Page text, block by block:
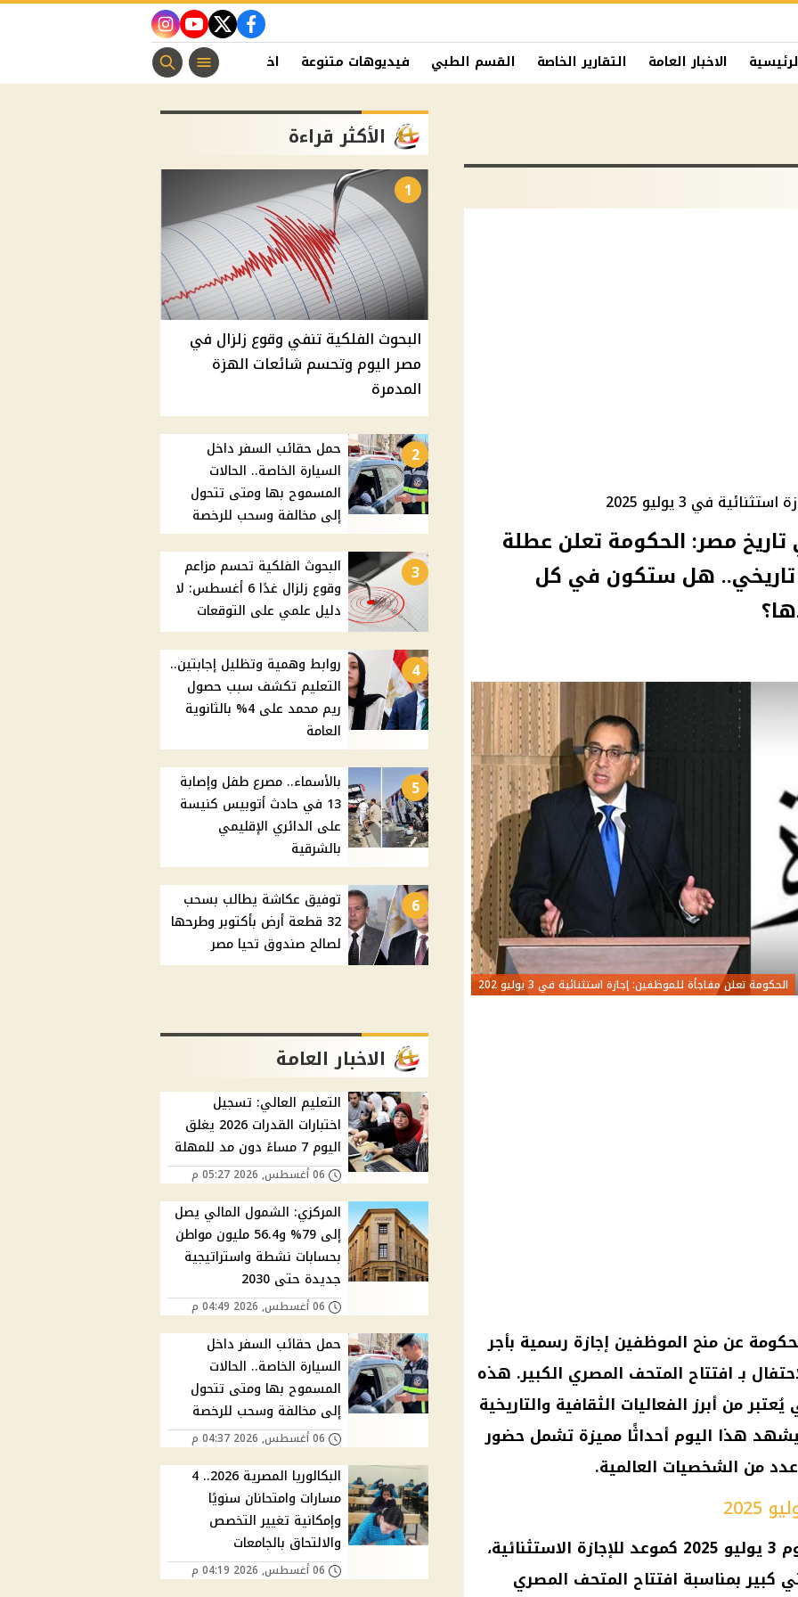
facebook
twitter
youtube
instagram
الاخبار العامة التقارير الخاصة القسم الطبي فيديوهات متنوعة اخبار الفن منوعات مسيحية
في 3 يوليو 2025
مصر: الحكومة تعلن عطلة
تاريخي.. هل ستكون في كل
الحكومة تعلن مفاجأة للموظفين: إجازة استثنائية في 3 يوليو 202
عن منح الموظفين إجازة رسمية بأجر
2025، وذلك للاحتفال بـ افتتاح المتحف المصري الكبير. هذه
من أبرز الفعاليات الثقافية والتاريخية
هذا اليوم أحداثًا مميزة تشمل حضور
من الشخصيات العالمية.
وفقًا لبيان الحكومة، تم تحديد يوم 3 يوليو 2025 كموعد للإجازة الاستثنائية،
بمناسبة افتتاح المتحف المصري
الأكثر قراءة
1
البحوث الفلكية تنفي وقوع زلزال في
مصر اليوم وتحسم شائعات الهزة
المدمرة
2
حمل حقائب السفر داخل
السيارة الخاصة.. الحالات
المسموح بها ومتى تتحول
إلى مخالفة وسحب للرخصة
3
البحوث الفلكية تحسم مزاعم
وقوع زلزال غدًا 6 أغسطس: لا
دليل علمي على التوقعات
4
روابط وهمية وتظليل إجابتين..
التعليم تكشف سبب حصول
ريم محمد على 4% بالثانوية
العامة
5
بالأسماء.. مصرع طفل وإصابة
13 في حادث أتوبيس كنيسة
على الدائري الإقليمي
بالشرقية
6
توفيق عكاشة يطالب بسحب
32 قطعة أرض بأكتوبر وطرحها
لصالح صندوق تحيا مصر
الاخبار العامة
التعليم العالي: تسجيل
اختبارات القدرات 2026 يغلق
اليوم 7 مساءً دون مد للمهلة
06 أغسطس, 2026 05:27 م
المركزي: الشمول المالي يصل
إلى 79% و56.4 مليون مواطن
بحسابات نشطة واستراتيجية
جديدة حتى 2030
06 أغسطس, 2026 04:49 م
حمل حقائب السفر داخل
السيارة الخاصة.. الحالات
المسموح بها ومتى تتحول
إلى مخالفة وسحب للرخصة
06 أغسطس, 2026 04:37 م
البكالوريا المصرية 2026.. 4
مسارات وامتحانان سنويًا
وإمكانية تغيير التخصص
والالتحاق بالجامعات
06 أغسطس, 2026 04:19 م